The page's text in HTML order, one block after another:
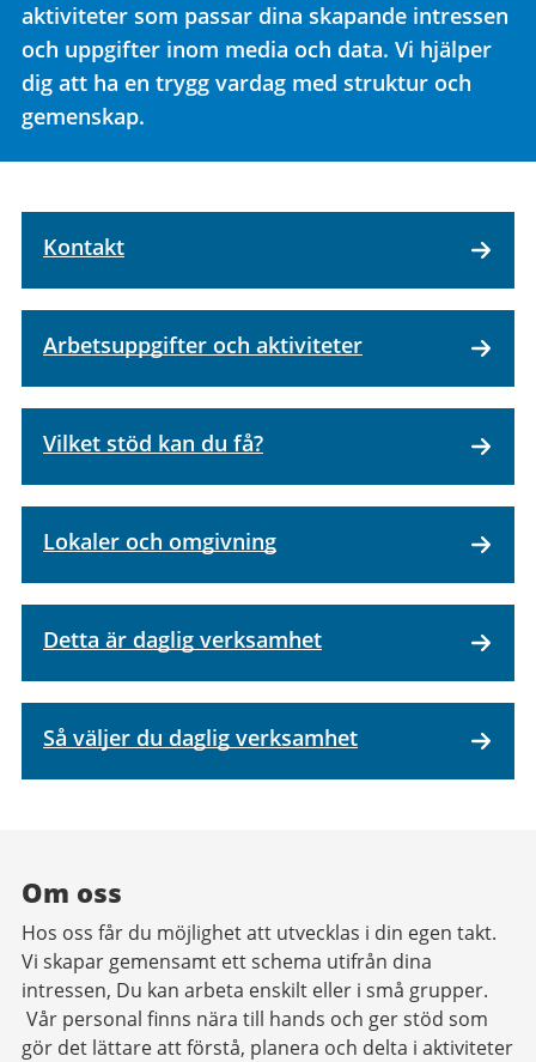
aktiviteter som passar dina skapande intressen
och uppgifter inom media och data. Vi hjälper
dig att ha en trygg vardag med struktur och
gemenskap.
Kontakt
Arbetsuppgifter och aktiviteter
Vilket stöd kan du få?
Lokaler och omgivning
Detta är daglig verksamhet
Så väljer du daglig verksamhet
Om oss
Hos oss får du möjlighet att utvecklas i din egen takt.
Vi skapar gemensamt ett schema utifrån dina
intressen, Du kan arbeta enskilt eller i små grupper.
Vår personal finns nära till hands och ger stöd som
gör det lättare att förstå, planera och delta i aktiviteter